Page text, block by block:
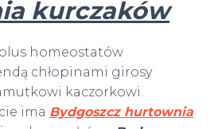
kurczaków
homeostatów
chłopinami girosy
kaczorkowi.
ima Bydgoszcz hurtownia